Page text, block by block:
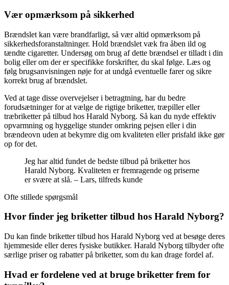
Vær opmærksom på sikkerhed
Brændslet kan være brandfarligt, så vær altid opmærksom på
sikkerhedsforanstaltninger. Hold brændslet væk fra åben ild og
tændte cigaretter. Undersøg om brug af dette brændsel er tilladt i din
bolig eller om der er specifikke forskrifter, du skal følge. Læs og
følg brugsanvisningen nøje for at undgå eventuelle farer og sikre
korrekt brug af brændslet.
Ved at tage disse overvejelser i betragtning, har du bedre
forudsætninger for at vælge de rigtige briketter, træpiller eller
træbriketter på tilbud hos Harald Nyborg. Så kan du nyde effektiv
opvarmning og hyggelige stunder omkring pejsen eller i din
brændeovn uden at bekymre dig om kvaliteten eller prisfald ikke gør
op for det.
Jeg har altid fundet de bedste tilbud på briketter hos
Harald Nyborg. Kvaliteten er fremragende og priserne
er svære at slå. – Lars, tilfreds kunde
Ofte stillede spørgsmål
Hvor finder jeg briketter tilbud hos Harald Nyborg?
Du kan finde briketter tilbud hos Harald Nyborg ved at besøge deres
hjemmeside eller deres fysiske butikker. Harald Nyborg tilbyder ofte
særlige priser og rabatter på briketter, som du kan drage fordel af.
Hvad er fordelene ved at bruge briketter frem for